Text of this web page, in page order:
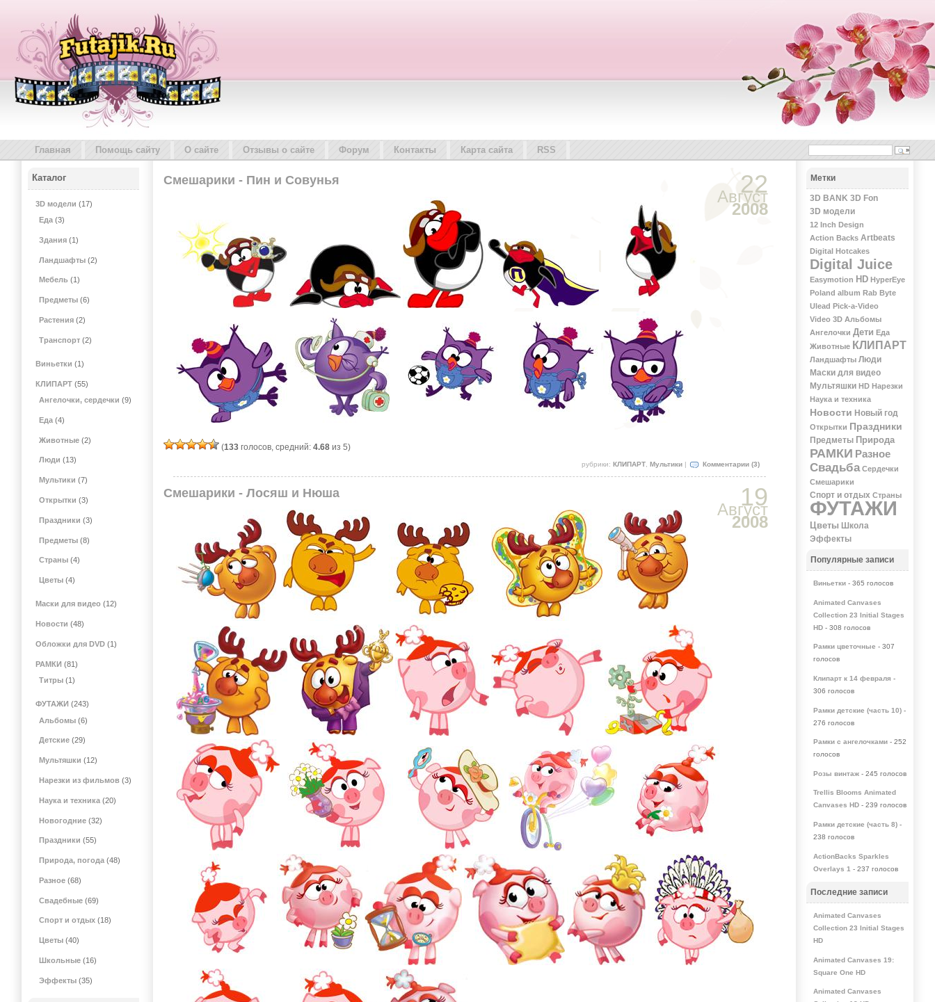
Главная Помощь сайту О сайте Отзывы о сайте Форум Контакты Карта сайта RSS
22
Август
2008
Смешарики - Пин и Совунья
(133 голосов, средний: 4.68 из 5)
рубрики: КЛИПАРТ, Мультики| Комментарии (3)
19
Август
2008
Смешарики - Лосяш и Нюша
Каталог
3D модели (17)
Еда (3)
Здания (1)
Ландшафты (2)
Мебель (1)
Предметы (6)
Растения (2)
Транспорт (2)
Виньетки (1)
КЛИПАРТ(55)
Ангелочки, сердечки (9)
Еда (4)
Животные (2)
Люди (13)
Мультики (7)
Открытки (3)
Праздники (3)
Предметы (8)
Страны (4)
Цветы (4)
Маски для видео (12)
Новости (48)
Обложки для DVD(1)
РАМКИ (81)
Титры (1)
ФУТАЖИ (243)
Альбомы (6)
Детские (29)
Мультяшки (12)
Нарезки из фильмов (3)
Наука и техника (20)
Новогодние (32)
Праздники (55)
Природа, погода (48)
Разное (68)
Свадебные (69)
Спорт и отдых (18)
Цветы (40)
Школьные (16)
Эффекты (35)
Метки
3D BANK 3D Fon
3D модели
12 Inch Design
Action Backs Artbeats
Digital Hotcakes
Digital Juice
Easymotion HD HyperEye
Poland album Rab Byte
Ulead Pick-a-Video
Video 3D Альбомы
Ангелочки Дети Еда
Животные КЛИПАРТ
Ландшафты Люди
Маски для видео
Мультяшки НD Нарезки
Наука и техника
Новости Новый год
Открытки Праздники
Предметы Природа
РАМКИ Разное
Свадьба Сердечки
Смешарики
Спорт и отдых Страны
ФУТАЖИ
Цветы Школа
Эффекты
Популярные записи
Виньетки- 365 голосов
Animated Canvases
Collection 23 Initial Stages
HD- 308 голосов
Рамки цветочные - 307
голосов
Клипарт к 14 февраля -
306 голосов
Рамки детские (часть 10)-
276 голосов
Рамки с ангелочками- 252
голосов
Розы винтаж- 245 голосов
Trellis Blooms Animated
Canvases HD- 239 голосов
Рамки детские (часть 8)-
238 голосов
ActionBacks Sparkles
Overlays 1 - 237 голосов
Последние записи
Animated Canvases
Collection 23 Initial Stages
HD
Animated Canvases 19:
Square One HD
Animated Canvases